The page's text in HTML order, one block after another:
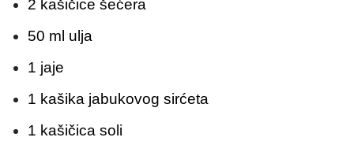
2 kašičice šećera
50 ml ulja
1 jaje
1 kašika jabukovog sirćeta
1 kašičica soli